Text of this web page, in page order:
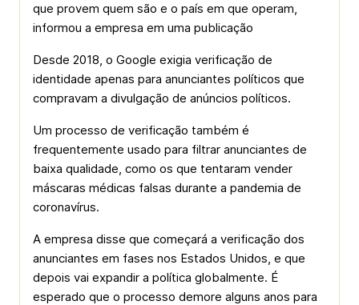
que provem quem são e o país em que operam,
informou a empresa em uma publicação
Desde 2018, o Google exigia verificação de
identidade apenas para anunciantes políticos que
compravam a divulgação de anúncios políticos.
Um processo de verificação também é
frequentemente usado para filtrar anunciantes de
baixa qualidade, como os que tentaram vender
máscaras médicas falsas durante a pandemia de
coronavírus.
A empresa disse que começará a verificação dos
anunciantes em fases nos Estados Unidos, e que
depois vai expandir a política globalmente. É
esperado que o processo demore alguns anos para